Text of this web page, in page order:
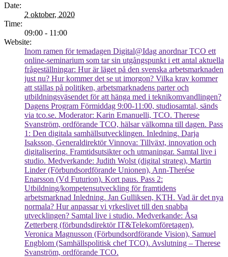
Date:
2 oktober, 2020
Time:
09:00 - 11:00
Website:
Inom ramen för temadagen Digital@Idag anordnar TCO ett
online-seminarium som tar sin utgångspunkt i ett antal aktuella
frågeställningar: Hur är läget på den svenska arbetsmarknaden
just nu? Hur kommer det se ut imorgon? Vilka krav kommer
att ställas på politiken, arbetsmarknadens parter och
utbildningsväsendet för att hänga med i teknikomvandlingen?
Dagens Program Förmiddag 9:00-11:00, studiosamtal, sänds
via tco.se. Moderator: Karin Emanuelli, TCO. Therese
Svanström, ordförande TCO, hälsar välkomna till dagen. Pass
1: Den digitala samhällsutvecklingen. Inledning. Darja
Isaksson, Generaldirektör Vinnova: Tillväxt, innovation och
digitalisering. Framtidsutsikter och utmaningar. Samtal live i
studio. Medverkande: Judith Wolst (digital strateg), Martin
Linder (Förbundsordförande Unionen), Ann-Therése
Enarsson (Vd Futurion). Kort paus. Pass 2:
Utbildning/kompetensutveckling för framtidens
arbetsmarknad Inledning. Jan Gulliksen, KTH. Vad är det nya
normala? Hur anpassar vi yrkeslivet till den snabba
utvecklingen? Samtal live i studio. Medverkande: Åsa
Zetterberg (förbundsdirektör IT&Telekomföretagen),
Veronica Magnusson (Förbundsordförande Vision), Samuel
Engblom (Samhällspolitisk chef TCO). Avslutning – Therese
Svanström, ordförande TCO.